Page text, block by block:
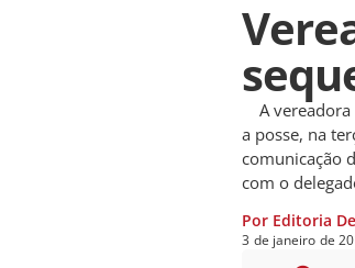
A vereadora
a posse, na
comunicação
com o
Por Editoria
3 de janeiro de